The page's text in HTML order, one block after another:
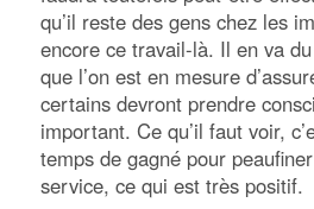
qu’il reste des gens chez les
encore ce travail-là. Il en va
que l’on est en mesure
certains devront prendre
important. Ce qu’il faut voir,
temps de gagné pour
service, ce qui est très positif.